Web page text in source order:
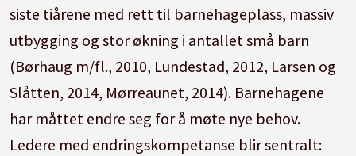
siste tiårene med rett til barnehageplass, massiv
utbygging og stor økning i antallet små barn
(Børhaug m/fl., 2010, Lundestad, 2012, Larsen og
Slåtten, 2014, Mørreaunet, 2014). Barnehagene
har måttet endre seg for å møte nye behov.
Ledere med endringskompetanse blir sentralt: